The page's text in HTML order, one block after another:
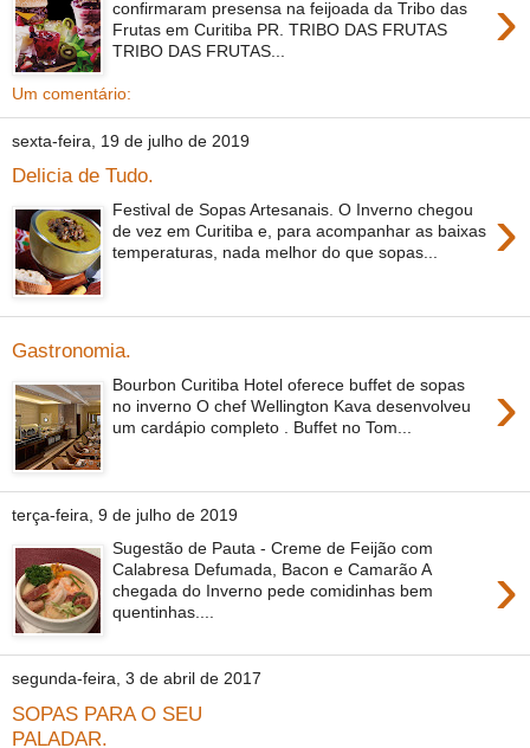
›
confirmaram presensa na feijoada da Tribo das
Frutas em Curitiba PR. TRIBO DAS FRUTAS
TRIBO DAS FRUTAS...
Um comentário:
sexta-feira, 19 de julho de 2019
Delicia de Tudo.
›
Festival de Sopas Artesanais. O Inverno chegou
de vez em Curitiba e, para acompanhar as baixas
temperaturas, nada melhor do que sopas...
Gastronomia.
›
Bourbon Curitiba Hotel oferece buffet de sopas
no inverno O chef Wellington Kava desenvolveu
um cardápio completo . Buffet no Tom...
terça-feira, 9 de julho de 2019
›
Sugestão de Pauta - Creme de Feijão com
Calabresa Defumada, Bacon e Camarão A
chegada do Inverno pede comidinhas bem
quentinhas....
segunda-feira, 3 de abril de 2017
SOPAS PARA O SEU
PALADAR.